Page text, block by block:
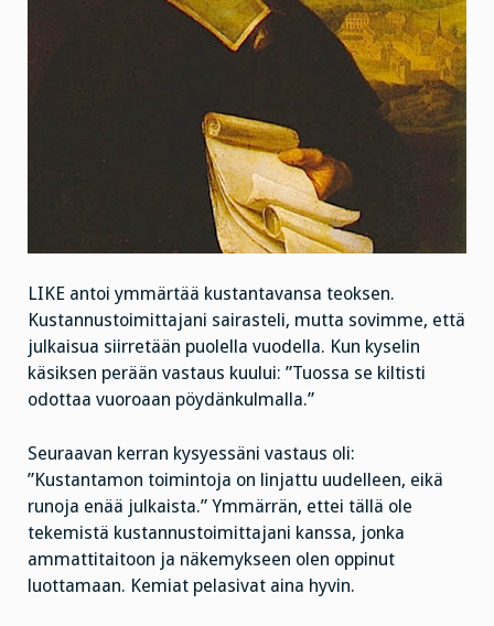
LIKE antoi ymmärtää kustantavansa teoksen.
Kustannustoimittajani sairasteli, mutta sovimme, että
julkaisua siirretään puolella vuodella. Kun kyselin
käsiksen perään vastaus kuului: ”Tuossa se kiltisti
odottaa vuoroaan pöydänkulmalla.”
Seuraavan kerran kysyessäni vastaus oli:
”Kustantamon toimintoja on linjattu uudelleen, eikä
runoja enää julkaista.” Ymmärrän, ettei tällä ole
tekemistä kustannustoimittajani kanssa, jonka
ammattitaitoon ja näkemykseen olen oppinut
luottamaan. Kemiat pelasivat aina hyvin.